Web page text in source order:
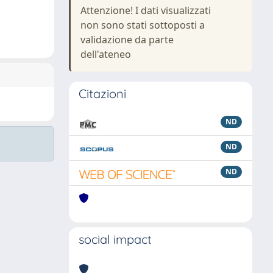
Attenzione! I dati visualizzati
non sono stati sottoposti a
validazione da parte
dell'ateneo
Citazioni
ND
ND
ND
social impact